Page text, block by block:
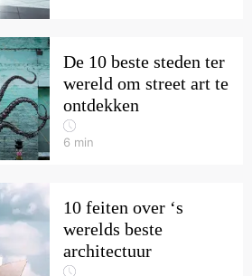
De 10 beste steden ter
wereld om street art te
ontdekken
6 min
10 feiten over ‘s
werelds beste
architectuur